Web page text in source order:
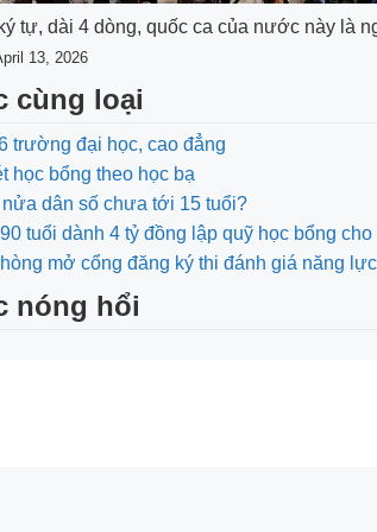
tự, dài 4 dòng, quốc ca của nước này là
13, 2026
cùng loại
trường đại học, cao đẳng
học bổng theo học bạ
dân số chưa tới 15 tuổi?
tuổi dành 4 tỷ đồng lập quỹ học bổng cho
mở cổng đăng ký thi đánh giá năng
nóng hổi